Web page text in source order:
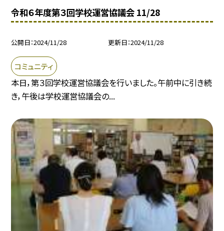
令和６年度第３回学校運営協議会 11/28
公開日 2024/11/28 更新日 2024/11/28
コミュニティ
本日，第３回学校運営協議会を行いました。午前中に引き続
き，午後は学校運営協議会の...